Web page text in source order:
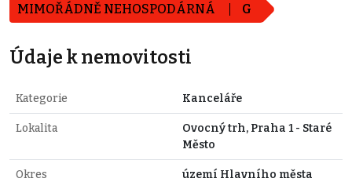
MIMOŘÁDNĚ NEHOSPODÁRNÁ G
Údaje k nemovitosti
Kategorie Kanceláře
Lokalita
Ovocný trh, Praha 1 - Staré
Město
Okres
území Hlavního města